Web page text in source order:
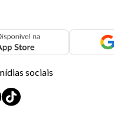
sociais